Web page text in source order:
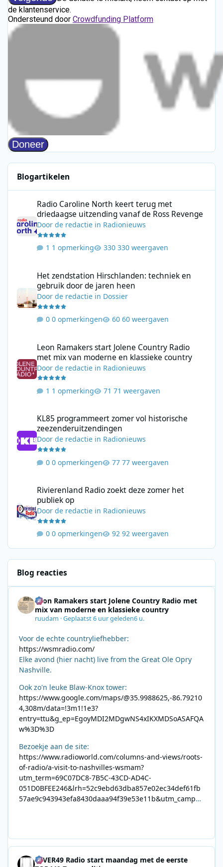
Blogartikelen
Radio Caroline North keert terug met
driedaagse uitzending vanaf de Ross Revenge
Doorde redactie in Radionieuws
1 opmerking 330 weergaven
Het zendstation Hirschlanden: techniek en
gebruik door de jaren heen
Doorde redactie in Dossier
0 opmerkingen 60 weergaven
Leon Ramakers start Jolene Country Radio
met mix van moderne en klassieke country
Doorde redactie in Radionieuws
1 opmerking 71 weergaven
KL85 programmeert zomer vol historische
zeezenderuitzendingen
Doorde redactie in Radionieuws
0 opmerkingen 77 weergaven
Rivierenland Radio zoekt deze zomer het
publiek op
Doorde redactie in Radionieuws
0 opmerkingen 92 weergaven
Blog reacties
Leon Ramakers start Jolene Country Radio met
mix van moderne en klassieke country
ruudam ·Geplaatst6 uur geleden6 u.
Voor de echte countryliefhebber:
https://wsmradio.com/
Elke avond (hier nacht) live from the Great Ole Opry
Nashville.
Ook zo'n leuke Blaw-Knox tower:
https://www.google.com/maps/@35.9988625,-86.79210
4,308m/data=!3m1!1e3?
entry=ttu&g_ep=EgoyMDI2MDgwNS4xIKXMDSoASAFQA
w%3D%3D
Bezoekje aan de site:
https://www.radioworld.com/columns-and-views/roots-
of-radio/a-visit-to-nashvilles-wsmam?
utm_term=69C07DC8-7B5C-43CD-AD4C-
051D0BFEE246&lrh=52c9ebd63dba857e02ec34def61fb
57ae9c943943efa8430daaa94f39e53e11b&utm_campai
8F09201A140D&utm_source=SmartBrief
4EVER49 Radio start maandag met de eerste